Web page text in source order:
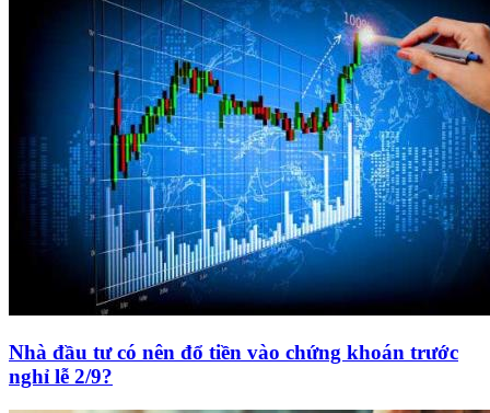
Nhà đầu tư có nên đổ tiền vào chứng khoán trước
nghỉ lễ 2/9?